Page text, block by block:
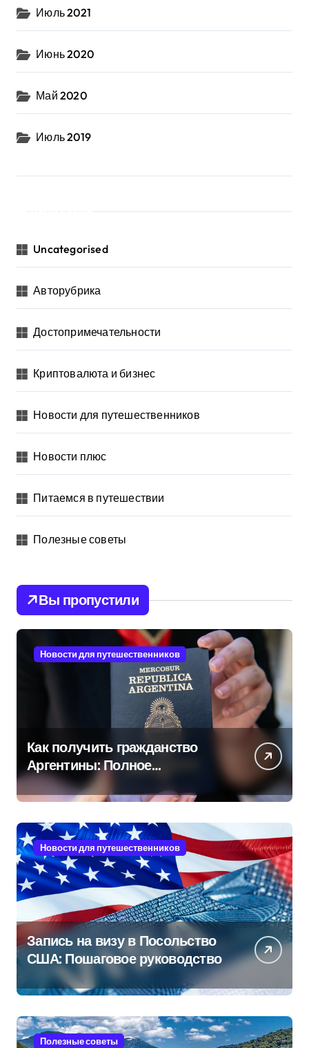
Июль 2021
Июнь 2020
Май 2020
Июль 2019
Uncategorised
Авторубрика
Достопримечательности
Криптовалюта и бизнес
Новости для путешественников
Новости плюс
Питаемся в путешествии
Полезные советы
Вы пропустили
Новости для путешественников
Как получить гражданство
Аргентины: Полное
руководство
Новости для путешественников
Запись на визу в Посольство
США: Пошаговое руководство
Полезные советы